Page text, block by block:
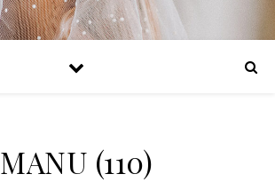
MANU (110)